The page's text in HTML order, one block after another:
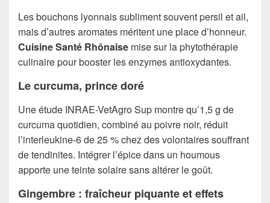
Les bouchons lyonnais subliment souvent persil et ail,
mais d’autres aromates méritent une place d’honneur.
Cuisine Santé Rhônaise mise sur la phytothérapie
culinaire pour booster les enzymes antioxydantes.
Le curcuma, prince doré
Une étude INRAE-VetAgro Sup montre qu’1,5 g de
curcuma quotidien, combiné au poivre noir, réduit
l’interleukine-6 de 25 % chez des volontaires souffrant
de tendinites. Intégrer l’épice dans un houmous
apporte une teinte solaire sans altérer le goût.
Gingembre : fraîcheur piquante et effets